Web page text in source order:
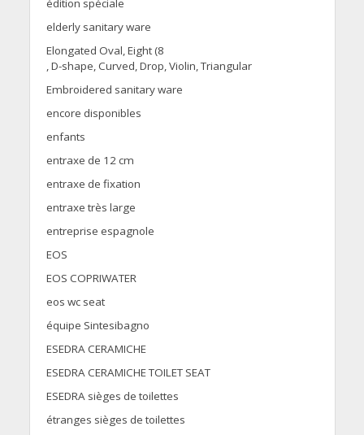
édition spéciale
elderly sanitary ware
Elongated Oval, Eight (8
, D-shape, Curved, Drop, Violin, Triangular
Embroidered sanitary ware
encore disponibles
enfants
entraxe de 12 cm
entraxe de fixation
entraxe très large
entreprise espagnole
EOS
EOS COPRIWATER
eos wc seat
équipe Sintesibagno
ESEDRA CERAMICHE
ESEDRA CERAMICHE TOILET SEAT
ESEDRA sièges de toilettes
étranges sièges de toilettes